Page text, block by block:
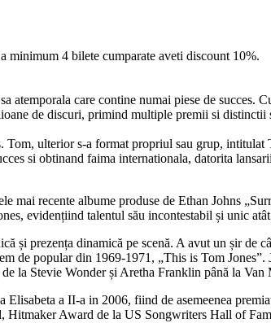
minimum 4 bilete cumparate aveti discount 10%.
care contine numai piese de succes.
de discuri, primind multiple premii si
ulterior s-a format propriul sau grup, intitulat
si obtinand faima internationala, datorita
mai recente albume produse de Ethan Johns
evidențiind talentul său incontestabil și unic
prezența dinamică pe scenă. A avut un șir de
de popular din 1969-1971, „This is Tom Jones”.
la Stevie Wonder și Aretha Franklin până la
a II-a in 2006, fiind de asemeenea
Award de la US Songwriters Hall of